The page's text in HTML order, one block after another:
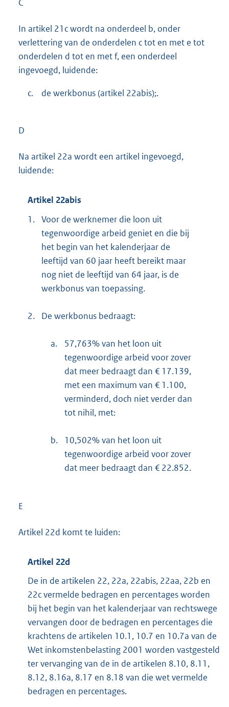
C
In artikel 21c wordt na onderdeel b, onder
verlettering van de onderdelen c tot en met e tot
onderdelen d tot en met f, een onderdeel
ingevoegd, luidende:
c. de werkbonus (artikel 22abis);.
D
Na artikel 22a wordt een artikel ingevoegd,
luidende:
Artikel 22abis
1. Voor de werknemer die loon uit
tegenwoordige arbeid geniet en die bij
het begin van het kalenderjaar de
leeftijd van 60 jaar heeft bereikt maar
nog niet de leeftijd van 64 jaar, is de
werkbonus van toepassing.
2. De werkbonus bedraagt:
a.
57,763% van het loon uit
tegenwoordige arbeid voor zover
dat meer bedraagt dan € 17.139,
met een maximum van € 1.100,
verminderd, doch niet verder dan
tot nihil, met:
b.
10,502% van het loon uit
tegenwoordige arbeid voor zover
dat meer bedraagt dan € 22.852.
E
Artikel 22d komt te luiden:
Artikel 22d
De in de artikelen 22, 22a, 22abis, 22aa, 22b en
22c vermelde bedragen en percentages worden
bij het begin van het kalenderjaar van rechtswege
vervangen door de bedragen en percentages die
krachtens de artikelen 10.1, 10.7 en 10.7a van de
Wet inkomstenbelasting 2001 worden vastgesteld
ter vervanging van de in de artikelen 8.10, 8.11,
8.12, 8.16a, 8.17 en 8.18 van die wet vermelde
bedragen en percentages.